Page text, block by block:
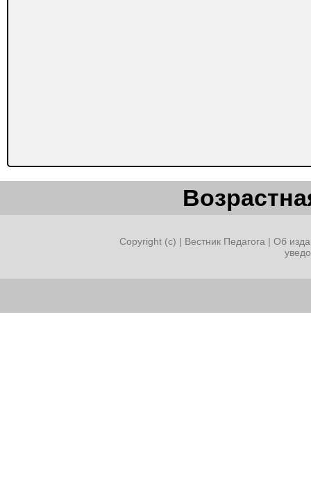
Copyright (c) | Вестник Педагога | Об